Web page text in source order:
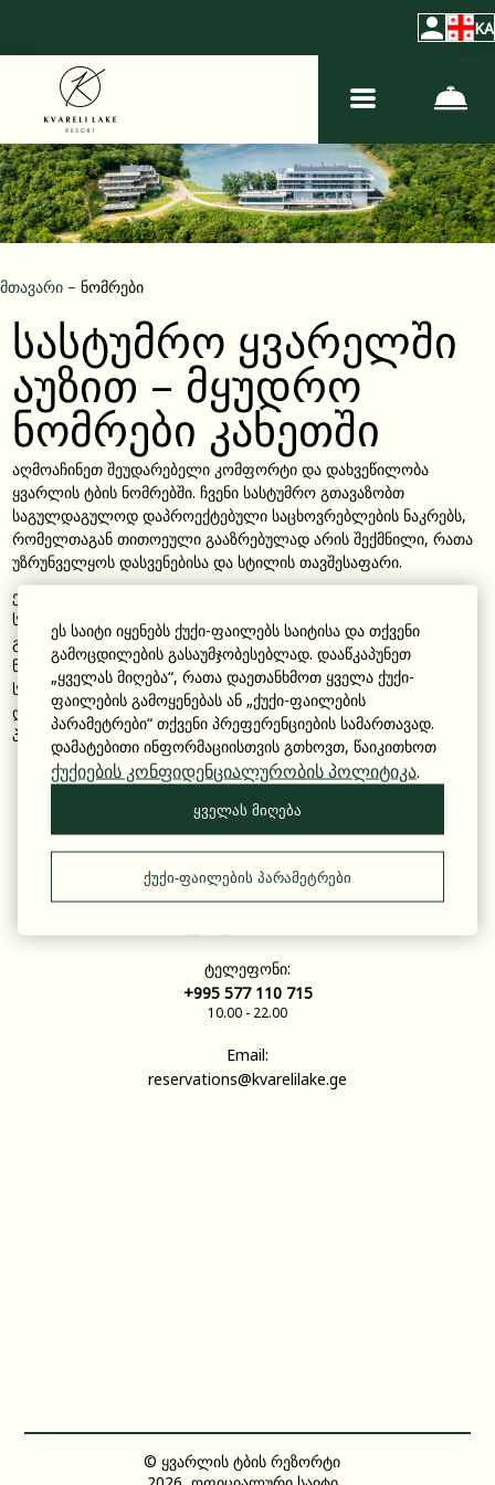
ეს საიტი იყენებს ქუქი-ფაილებს საიტისა და თქვენი
გამოცდილების გასაუმჯობესებლად. დააწკაპუნეთ
„ყველას მიღება“, რათა დაეთანხმოთ ყველა ქუქი-
ფაილების გამოყენებას ან „ქუქი-ფაილების
პარამეტრები“ თქვენი პრეფერენციების სამართავად.
დამატებითი ინფორმაციისთვის გთხოვთ, წაიკითხოთ
ქუქიების კონფიდენციალურობის პოლიტიკა.
ყველას მიღება
ქუქი-ფაილების პარამეტრები
KA
მთავარი – ნომრები
სასტუმრო ყვარელში
აუზით – მყუდრო
ნომრები კახეთში
აღმოაჩინეთ შეუდარებელი კომფორტი და დახვეწილობა
ყვარლის ტბის ნომრებში. ჩვენი სასტუმრო გთავაზობთ
საგულდაგულოდ დაპროექტებული საცხოვრებლების ნაკრებს,
რომელთაგან თითოეული გააზრებულად არის შექმნილი, რათა
უზრუნველყოს დასვენებისა და სტილის თავშესაფარი.
ელეგანტურობა ფუნქციონალურობას ერწყმის ჩვენს ნომრებში,
სადაც თანამედროვე კეთილმოწყობა და გემოვნებიანი დეკორი
გაერთიანებულია მყუდრო დასვენების შესაქმნელად. აირჩიეთ
ნომრის კატეგორიების ფართო არჩევანიდან, მყუდრო
სტანდარტული ნომრიდან დაწყებული ფართო ლუქსებით
დამთავრებული, რომელთაგან თითოეული ფუფუნებისა და
პრაქტიკულობის გამორჩეულ ნაზავს გვპირდება.
კონტაქტი
მისამართი:
ტელეფონი:
+995 577 110 715
10.00 - 22.00
Email:
reservations@kvarelilake.ge
© ყვარლის ტბის რეზორტი